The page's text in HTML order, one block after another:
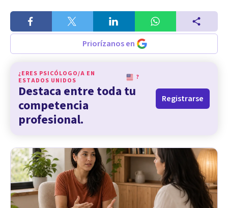
Priorízanos en
¿ERES PSICÓLOGO/A EN
ESTADOS UNIDOS
?
Destaca entre toda tu
competencia
profesional.
Registrarse